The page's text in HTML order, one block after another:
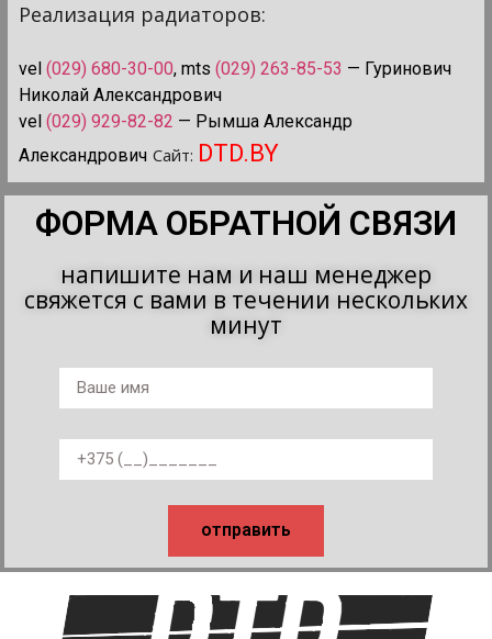
Реализация радиаторов:
vel (029) 680-30-00, mts (029) 263-85-53 — Гуринович
Николай Александрович
vel (029) 929-82-82 — Рымша Александр
Александрович Сайт: DTD.BY
ФОРМА ОБРАТНОЙ СВЯЗИ
напишите нам и наш менеджер
свяжется с вами в течении нескольких
минут
отправить